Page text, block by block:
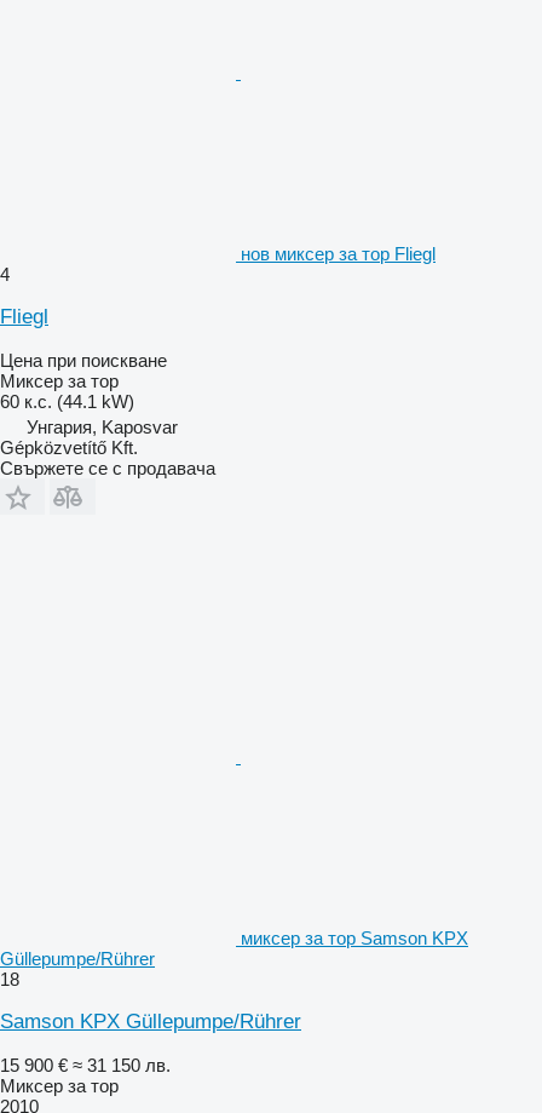
нов миксер за тор Fliegl
4
Fliegl
Цена при поискване
Миксер за тор
60 к.с. (44.1 kW)
Унгария, Kaposvar
Gépközvetítő Kft.
Свържете се с продавача
миксер за тор Samson KPX
Güllepumpe/Rührer
18
Samson KPX Güllepumpe/Rührer
15 900 € ≈ 31 150 лв.
Миксер за тор
2010